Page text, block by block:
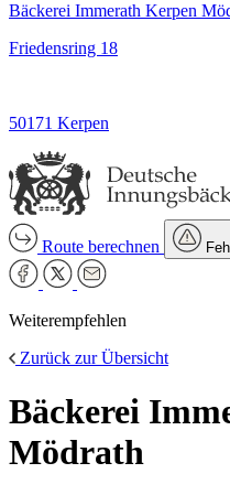
Bäckerei Immerath Kerpen
Friedensring 18
50171 Kerpen
Route berechnen
Weiterempfehlen
Zurück zur Übersicht
Bäckerei
Mödrath